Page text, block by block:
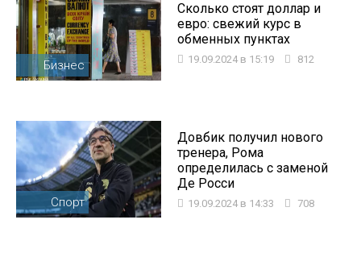
Бизнес
Сколько стоят доллар и
евро: свежий курс в
обменных пунктах
19.09.2024 в 15:19 812
Спорт
Довбик получил нового
тренера, Рома
определилась с заменой
Де Росси
19.09.2024 в 14:33 708